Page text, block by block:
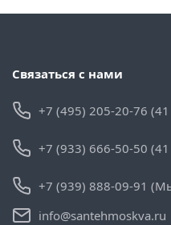
Связаться с нами
+7 (495) 205-20-76
+7 (933) 666-50-50
+7 (939) 888-09-91
info@santehmoskva.ru